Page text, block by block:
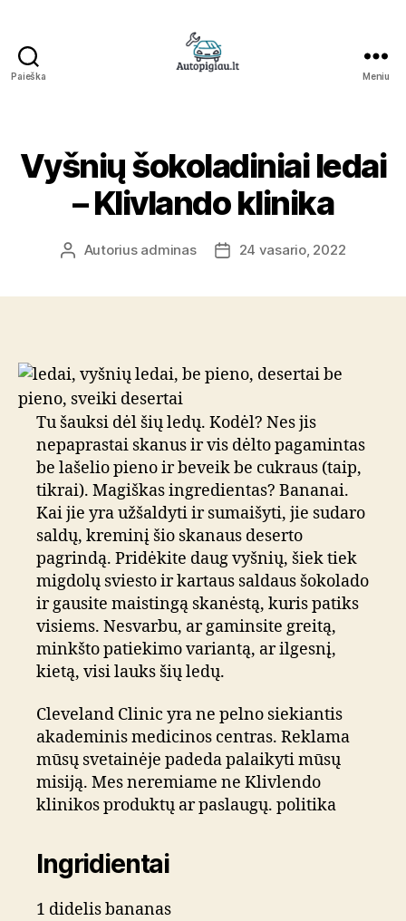
Paieška Meniu
Vyšnių šokoladiniai ledai
– Klivlando klinika
ĮrašoAutorius adminas
Įrašo24 vasario, 2022
Tu šauksi dėl šių ledų. Kodėl? Nes jis
nepaprastai skanus ir vis dėlto pagamintas
be lašelio pieno ir beveik be cukraus (taip,
tikrai). Magiškas ingredientas? Bananai.
Kai jie yra užšaldyti ir sumaišyti, jie sudaro
saldų, kreminį šio skanaus deserto
pagrindą. Pridėkite daug vyšnių, šiek tiek
migdolų sviesto ir kartaus saldaus šokolado
ir gausite maistingą skanėstą, kuris patiks
visiems. Nesvarbu, ar gaminsite greitą,
minkšto patiekimo variantą, ar ilgesnį,
kietą, visi lauks šių ledų.
Cleveland Clinic yra ne pelno siekiantis
akademinis medicinos centras. Reklama
mūsų svetainėje padeda palaikyti mūsų
misiją. Mes neremiame ne Klivlendo
klinikos produktų ar paslaugų. politika
Ingridientai
1 didelis bananas